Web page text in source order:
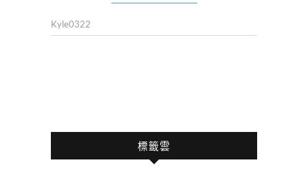
Kyle0322
標籤雲